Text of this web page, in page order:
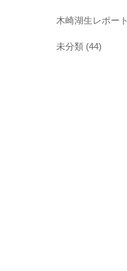
木崎湖生レポート
未分類 (44)